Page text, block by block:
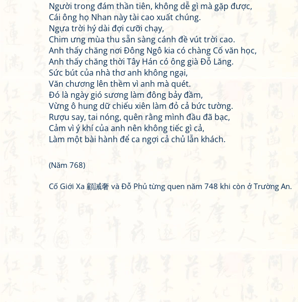
Người trong đám thần tiên, không dễ gì mà gặp được,
Cái ông họ Nhan này tài cao xuất chúng.
Ngựa trời hý dài đợi cưỡi chạy,
Chim ưng mùa thu sẵn sàng cánh đề vút trời cao.
Anh thấy chăng nơi Đông Ngô kia có chàng Cố văn học,
Anh thấy chăng thời Tây Hán có ông già Đỗ Lăng.
Sức bút của nhà thơ anh không ngại,
Văn chương lên thềm vì anh mà quét.
Đó là ngày gió sương làm đông bảy đầm,
Vừng ô hung dữ chiếu xiên làm đỏ cả bức tường.
Rượu say, tai nóng, quên rằng mình đầu đã bạc,
Cảm vì ý khí của anh nên không tiếc gì cả,
Làm một bài hành để ca ngợi cả chủ lẫn khách.
(Năm 768)
Cố Giới Xa 顧誡奢 và Đỗ Phủ từng quen năm 748 khi còn ở Trường An.